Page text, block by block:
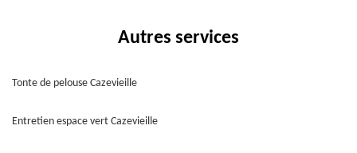
Autres services
Tonte de pelouse Cazevieille
Entretien espace vert Cazevieille